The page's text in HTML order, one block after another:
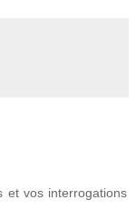
et vos interrogations